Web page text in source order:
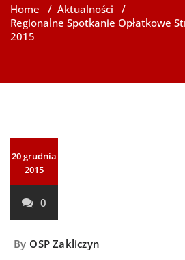
Home / Aktualności /
Regionalne Spotkanie Opłatkowe
2015
20 grudnia
2015
0
By OSP Zakliczyn